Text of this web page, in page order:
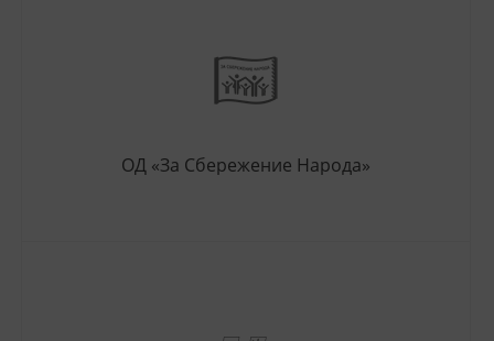
ОД «За Сбережение Народа»